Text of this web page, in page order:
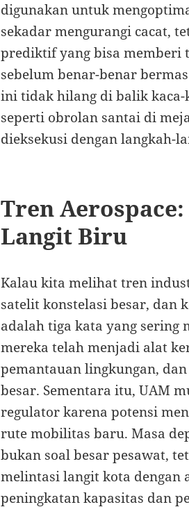
digunakan untuk
sekadar mengurangi cacat,
prediktif yang bisa memberi
sebelum benar-benar
ini tidak hilang di balik kaca-
seperti obrolan santai di
dieksekusi dengan langkah-
Tren
Langit Biru
Kalau kita melihat tren
satelit konstelasi besar, dan
adalah tiga kata yang sering
mereka telah menjadi alat
pemantauan lingkungan,
besar. Sementara itu, UAM
regulator karena potensi
rute mobilitas baru. Masa
bukan soal besar pesawat,
melintasi langit kota dengan
peningkatan kapasitas dan